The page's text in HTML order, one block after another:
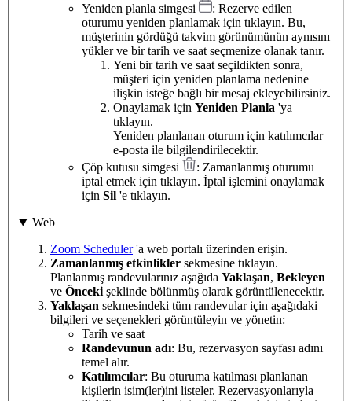
Yeniden planla simgesi
: Rezerve edilen
oturumu yeniden planlamak için tıklayın. Bu,
müşterinin gördüğü takvim görünümünün aynısını
yükler ve bir tarih ve saat seçmenize olanak tanır.
Yeni bir tarih ve saat seçildikten sonra,
müşteri için yeniden planlama nedenine
ilişkin isteğe bağlı bir mesaj ekleyebilirsiniz.
Onaylamak için Yeniden Planla 'ya
tıklayın.
Yeniden planlanan oturum için katılımcılar
e-posta ile bilgilendirilecektir.
Çöp kutusu simgesi
: Zamanlanmış oturumu
iptal etmek için tıklayın. İptal işlemini onaylamak
için Sil 'e tıklayın.
Web
Zoom Scheduler'a web portalı üzerinden erişin.
Zamanlanmış etkinlikler sekmesine tıklayın.
Planlanmış randevularınız aşağıda Yaklaşan, Bekleyen
ve Önceki şeklinde bölünmüş olarak görüntülenecektir.
Yaklaşan sekmesindeki tüm randevular için aşağıdaki
bilgileri ve seçenekleri görüntüleyin ve yönetin:
Tarih ve saat
Randevunun adı: Bu, rezervasyon sayfası adını
temel alır.
Katılımcılar: Bu oturuma katılması planlanan
kişilerin isim(ler)ini listeler. Rezervasyonlarıyla